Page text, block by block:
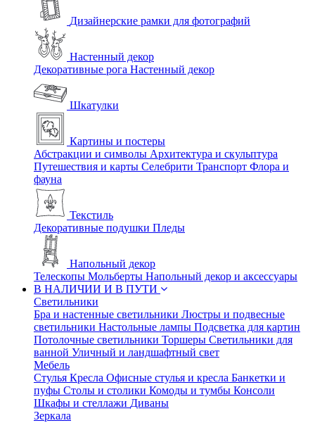
Дизайнерские рамки для фотографий
Настенный декор
Декоративные рога Настенный декор
Шкатулки
Картины и постеры
Абстракции и символы Архитектура и скульптура
Путешествия и карты Селебрити Транспорт Флора и
фауна
Текстиль
Декоративные подушки Пледы
Напольный декор
Телескопы Мольберты Напольный декор и аксессуары
В НАЛИЧИИ И В ПУТИ
Светильники
Бра и настенные светильники Люстры и подвесные
светильники Настольные лампы Подсветка для картин
Потолочные светильники Торшеры Светильники для
ванной Уличный и ландшафтный свет
Мебель
Стулья Кресла Офисные стулья и кресла Банкетки и
пуфы Столы и столики Комоды и тумбы Консоли
Шкафы и стеллажи Диваны
Зеркала